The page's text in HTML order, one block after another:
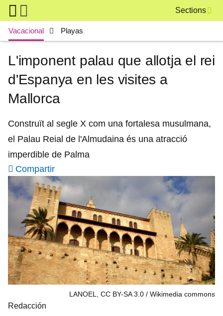
Skip to main content
Sections
Main navigation
Vacacional Playas
L'imponent palau que allotja el rei
d'Espanya en les visites a
Mallorca
Construït al segle X com una fortalesa musulmana,
el Palau Reial de l'Almudaina és una atracció
imperdible de Palma
Compartir
LANOEL, CC BY-SA 3.0 Wikimedia commons
Redacción